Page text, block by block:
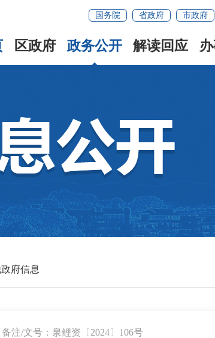
国务院 省政府 市政府
区政府 政务公开 解读回应
府信息
备注/文号：泉鲤资〔2024〕106号